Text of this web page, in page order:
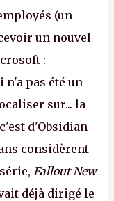
(un
un nouvel
:
n'a pas été un
sur... la
d'Obsidian
considèrent
Fallout New
déjà dirigé le